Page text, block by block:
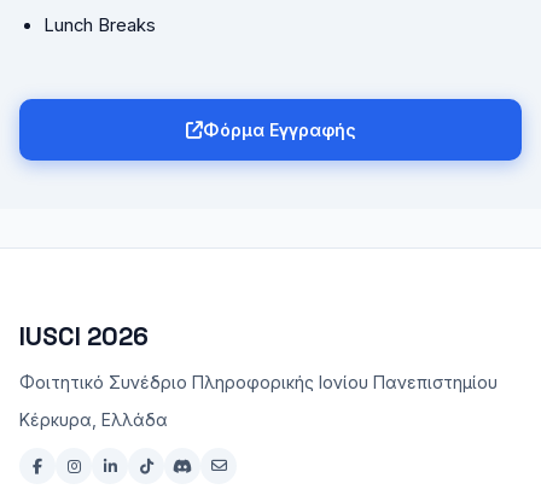
Lunch Breaks
Φόρμα Εγγραφής
IUSCI 2026
Φοιτητικό Συνέδριο Πληροφορικής Ιονίου Πανεπιστημίου
Κέρκυρα, Ελλάδα